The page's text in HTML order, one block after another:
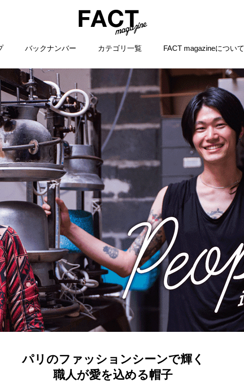
バックナンバー カテゴリ一覧 FACT magazineについて
パリのファッションシーンで輝く
職人が愛を込める帽子